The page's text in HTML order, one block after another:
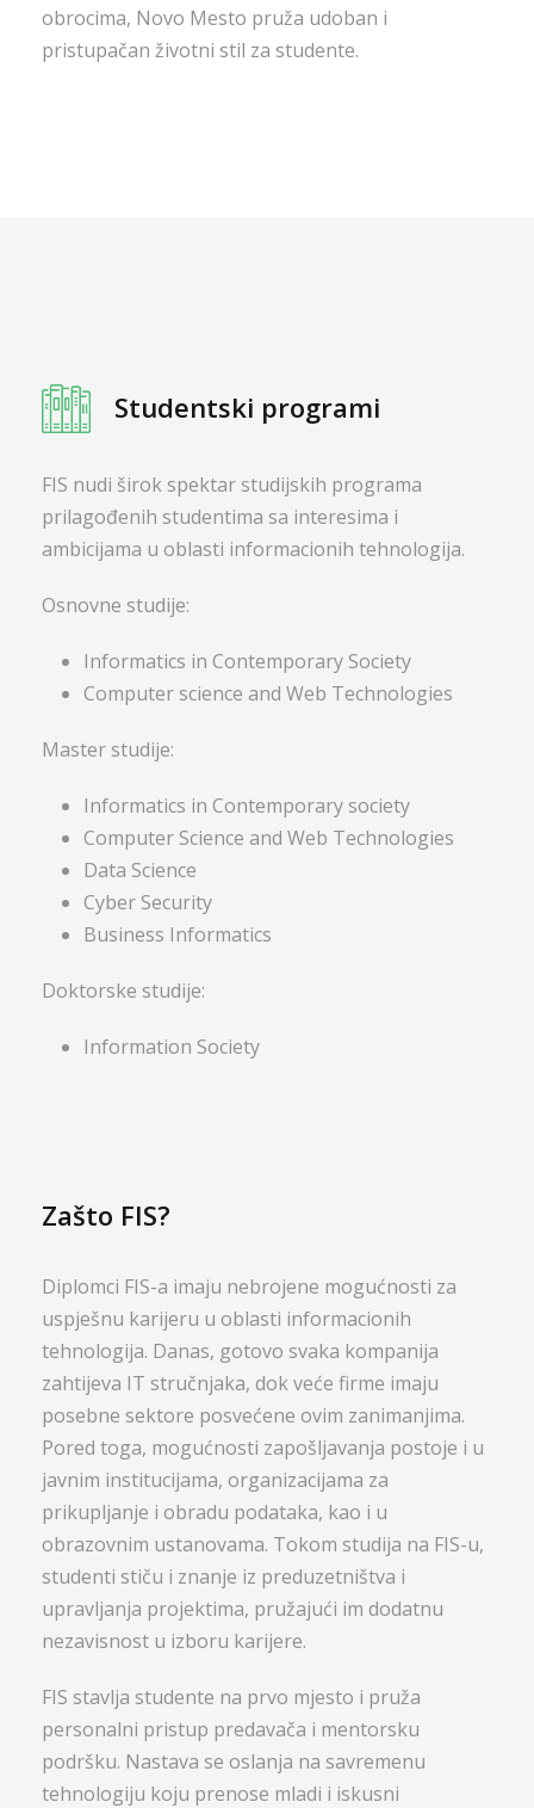
obrocima, Novo Mesto pruža udoban i
pristupačan životni stil za studente.
Studentski programi
FIS nudi širok spektar studijskih programa
prilagođenih studentima sa interesima i
ambicijama u oblasti informacionih tehnologija.
Osnovne studije:
Informatics in Contemporary Society
Computer science and Web Technologies
Master studije:
Informatics in Contemporary society
Computer Science and Web Technologies
Data Science
Cyber Security
Business Informatics
Doktorske studije:
Information Society
Zašto FIS?
Diplomci FIS-a imaju nebrojene mogućnosti za
uspješnu karijeru u oblasti informacionih
tehnologija. Danas, gotovo svaka kompanija
zahtijeva IT stručnjaka, dok veće firme imaju
posebne sektore posvećene ovim zanimanjima.
Pored toga, mogućnosti zapošljavanja postoje i u
javnim institucijama, organizacijama za
prikupljanje i obradu podataka, kao i u
obrazovnim ustanovama. Tokom studija na FIS-u,
studenti stiču i znanje iz preduzetništva i
upravljanja projektima, pružajući im dodatnu
nezavisnost u izboru karijere.
FIS stavlja studente na prvo mjesto i pruža
personalni pristup predavača i mentorsku
podršku. Nastava se oslanja na savremenu
tehnologiju koju prenose mladi i iskusni